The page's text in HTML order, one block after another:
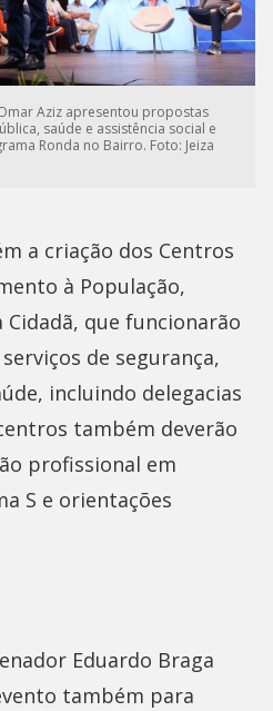
Aziz apresentou propostas
saúde e assistência social e
Ronda no Bairro. Foto: Jeiza
a criação dos Centros
à População,
que funcionarão
de segurança,
incluindo delegacias
também deverão
profissional em
S e orientações
Eduardo Braga
também para